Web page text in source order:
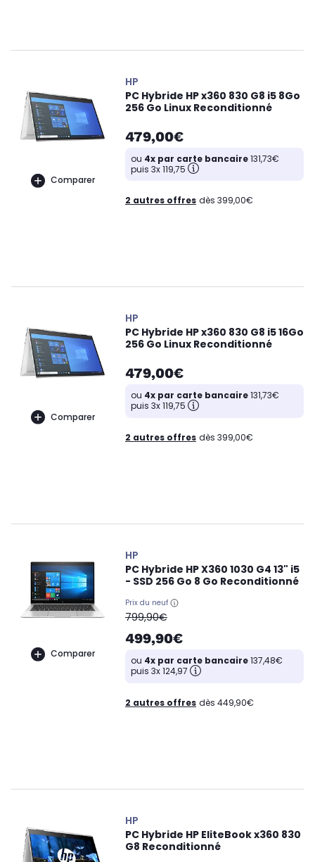
Comparer
HP
PC Hybride HP x360 830 G8 i5 8Go
256 Go Linux Reconditionné
479,00€
ou 4x par carte bancaire131,73€
puis 3x 119,75
2 autres offres dès 399,00€
Comparer
HP
PC Hybride HP x360 830 G8 i5 16Go
256 Go Linux Reconditionné
479,00€
ou 4x par carte bancaire131,73€
puis 3x 119,75
2 autres offres dès 399,00€
Comparer
HP
PC Hybride HP X360 1030 G4 13" i5
- SSD 256 Go 8 Go Reconditionné
Prix du neuf
oldPrice
799,90€
499,90€
ou 4x par carte bancaire137,48€
puis 3x 124,97
2 autres offres dès 449,90€
HP
PC Hybride HP EliteBook x360 830
G8 Reconditionné